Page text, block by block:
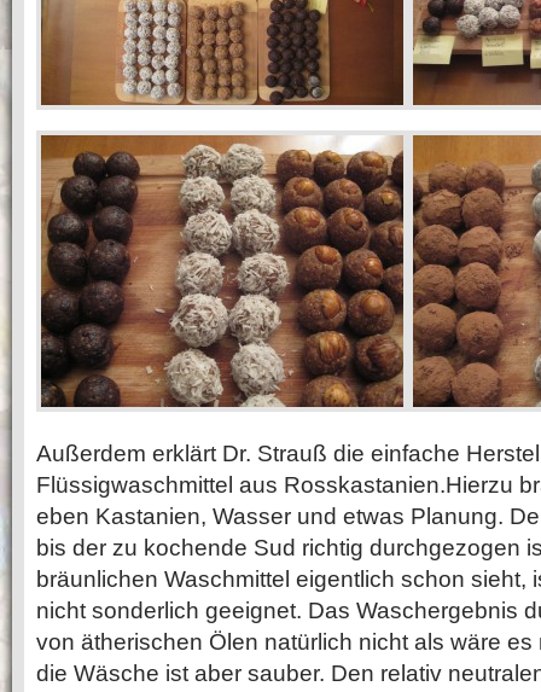
Außerdem erklärt Dr. Strauß die einfache
Flüssigwaschmittel aus Rosskastanien.Hierzu
eben Kastanien, Wasser und etwas Planung.
bis der zu kochende Sud richtig durchgezogen
bräunlichen Waschmittel eigentlich schon sieht,
nicht sonderlich geeignet. Das Waschergebnis
von ätherischen Ölen natürlich nicht als wäre
die Wäsche ist aber sauber. Den relativ